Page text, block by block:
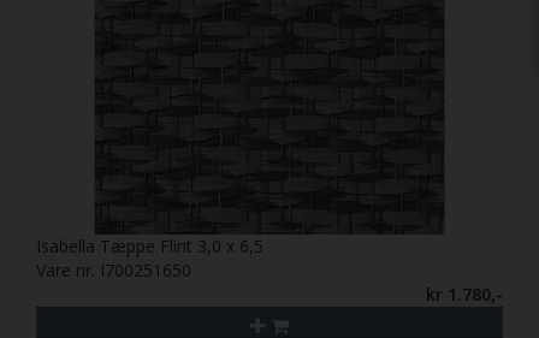
Isabella Tæppe Flint 3,0 x 6,5
Vare nr. I700251650
kr 1.780,-